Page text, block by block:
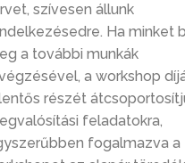
szívesen állunk
Ha minket
a további munkák
a workshop
részét
feladatokra,
fogalmazva a